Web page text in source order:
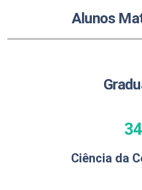
Alunos
Ciência da